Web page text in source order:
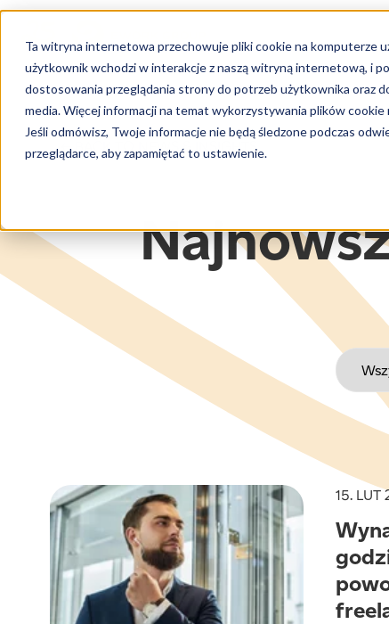
Ta witryna internetowa przechowuje pliki cookie na komputerze
użytkownik wchodzi w interakcje z naszą witryną internetową, i
dostosowania przeglądania strony do potrzeb użytkownika oraz
media. Więcej informacji na temat wykorzystywania plików
Jeśli odmówisz, Twoje informacje nie będą śledzone podczas
przeglądarce, aby zapamiętać to ustawienie.
← BACK TO NEWS & INSIGHTS
15. LUT